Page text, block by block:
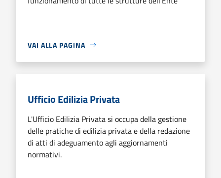
VAI ALLA PAGINA
Ufficio Edilizia Privata
L'Ufficio Edilizia Privata si occupa della gestione
delle pratiche di edilizia privata e della redazione
di atti di adeguamento agli aggiornamenti
normativi.